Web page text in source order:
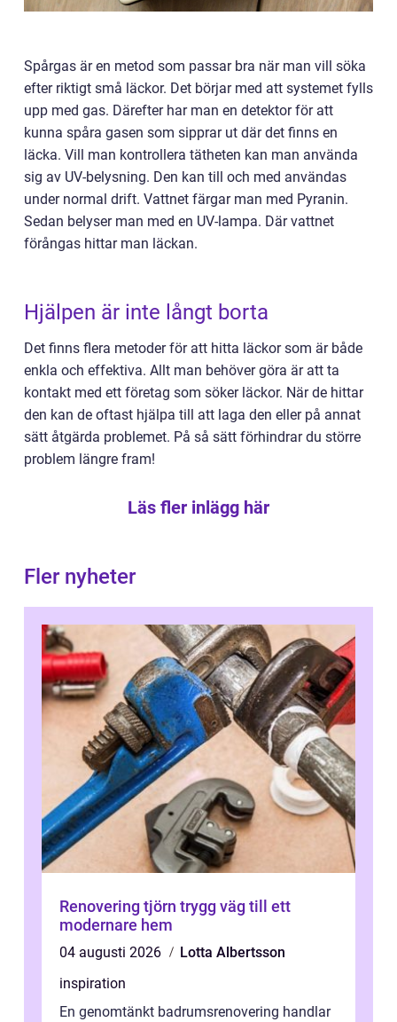
Spårgas är en metod som passar bra när man vill söka
efter riktigt små läckor. Det börjar med att systemet fylls
upp med gas. Därefter har man en detektor för att
kunna spåra gasen som sipprar ut där det finns en
läcka. Vill man kontrollera tätheten kan man använda
sig av UV-belysning. Den kan till och med användas
under normal drift. Vattnet färgar man med Pyranin.
Sedan belyser man med en UV-lampa. Där vattnet
förångas hittar man läckan.
Hjälpen är inte långt borta
Det finns flera metoder för att hitta läckor som är både
enkla och effektiva. Allt man behöver göra är att ta
kontakt med ett företag som söker läckor. När de hittar
den kan de oftast hjälpa till att laga den eller på annat
sätt åtgärda problemet. På så sätt förhindrar du större
problem längre fram!
Läs fler inlägg här
Fler nyheter
Renovering tjörn trygg väg till ett
modernare hem
04 augusti 2026
Lotta Albertsson
inspiration
En genomtänkt badrumsrenovering handlar